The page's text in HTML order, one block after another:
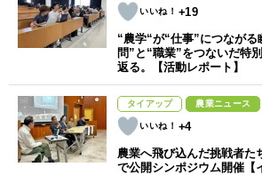
+19
“農学“が“仕事”につなが
問”と“職業”をつないだ特
返る。【活動レポート】
タイアップ 農業ニュース
+4
農業へ飛び込んだ挑戦者た
で公開シンポジウム開催【